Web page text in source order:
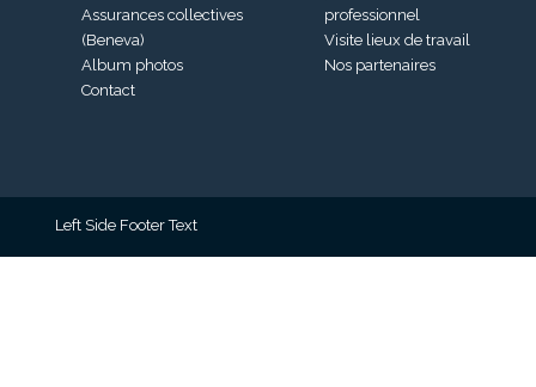
Assurances collectives
(Beneva)
Album photos
Contact
professionnel
Visite lieux de travail
Nos partenaires
Left Side Footer Text